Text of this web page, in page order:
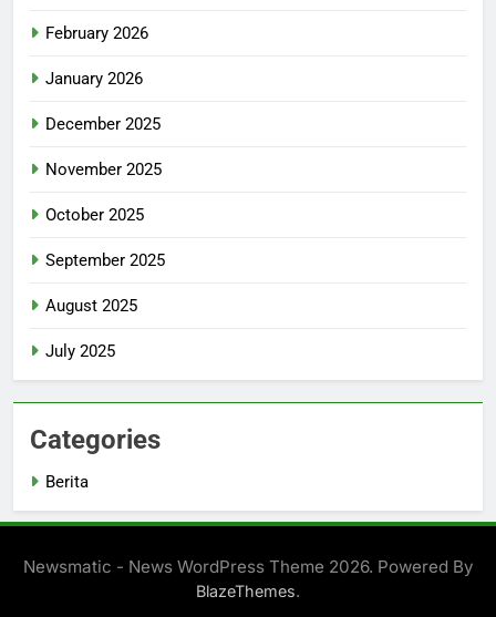
February 2026
January 2026
December 2025
November 2025
October 2025
September 2025
August 2025
July 2025
Categories
Berita
Newsmatic - News WordPress Theme 2026. Powered By
BlazeThemes.